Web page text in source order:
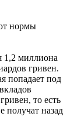
нормы
1,2 миллиона
гривен.
попадает под
то есть
получат назад